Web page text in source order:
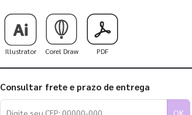
Illustrator Corel Draw PDF
Consultar frete e prazo de entrega
OK